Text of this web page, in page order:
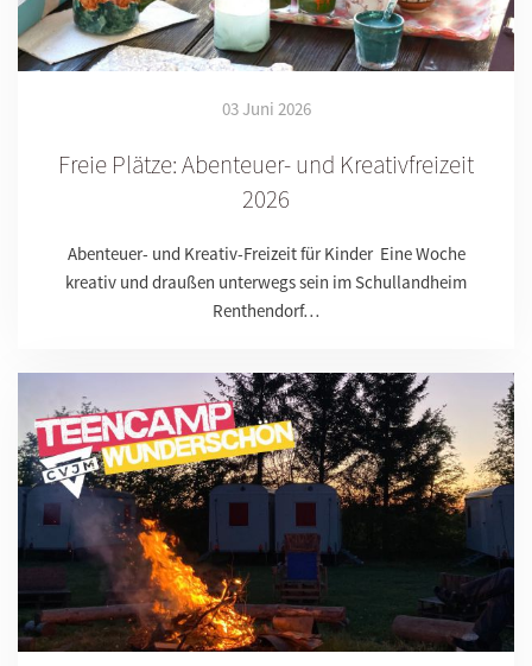
03 Juni 2026
Freie Plätze: Abenteuer- und Kreativfreizeit
2026
Abenteuer- und Kreativ-Freizeit für Kinder Eine Woche
kreativ und draußen unterwegs sein im Schullandheim
Renthendorf…